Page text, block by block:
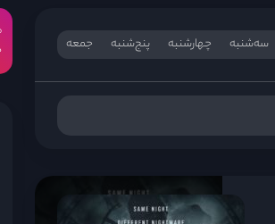
سه‌‌شنبه چهارشنبه پنج‌شنبه جمعه